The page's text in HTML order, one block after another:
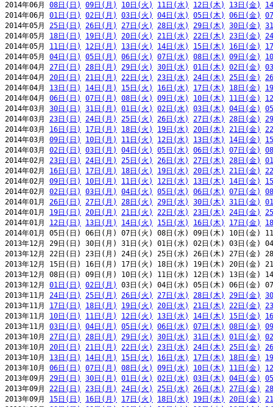
2014年06月 08日(日) 09日(月) 10日(火) 11日(水) 12日(木) 13日(金)
2014年06月 01日(日) 02日(月) 03日(火) 04日(水) 05日(木) 06日(金)
2014年05月 25日(日) 26日(月) 27日(火) 28日(水) 29日(木) 30日(金)
2014年05月 18日(日) 19日(月) 20日(火) 21日(水) 22日(木) 23日(金)
2014年05月 11日(日) 12日(月) 13日(火) 14日(水) 15日(木) 16日(金)
2014年05月 04日(日) 05日(月) 06日(火) 07日(水) 08日(木) 09日(金)
2014年04月 27日(日) 28日(月) 29日(火) 30日(水) 01日(木) 02日(金)
2014年04月 20日(日) 21日(月) 22日(火) 23日(水) 24日(木) 25日(金)
2014年04月 13日(日) 14日(月) 15日(火) 16日(水) 17日(木) 18日(金)
2014年04月 06日(日) 07日(月) 08日(火) 09日(水) 10日(木) 11日(金)
2014年03月 30日(日) 31日(月) 01日(火) 02日(水) 03日(木) 04日(金)
2014年03月 23日(日) 24日(月) 25日(火) 26日(水) 27日(木) 28日(金)
2014年03月 16日(日) 17日(月) 18日(火) 19日(水) 20日(木) 21日(金)
2014年03月 09日(日) 10日(月) 11日(火) 12日(水) 13日(木) 14日(金)
2014年03月 02日(日) 03日(月) 04日(火) 05日(水) 06日(木) 07日(金)
2014年02月 23日(日) 24日(月) 25日(火) 26日(水) 27日(木) 28日(金)
2014年02月 16日(日) 17日(月) 18日(火) 19日(水) 20日(木) 21日(金)
2014年02月 09日(日) 10日(月) 11日(火) 12日(水) 13日(木) 14日(金)
2014年02月 02日(日) 03日(月) 04日(火) 05日(水) 06日(木) 07日(金)
2014年01月 26日(日) 27日(月) 28日(火) 29日(水) 30日(木) 31日(金)
2014年01月 19日(日) 20日(月) 21日(火) 22日(水) 23日(木) 24日(金)
2014年01月 12日(日) 13日(月) 14日(火) 15日(水) 16日(木) 17日(金)
2014年01月 05日(日) 06日(月) 07日(火) 08日(水) 09日(木) 10日(金)
2013年12月 29日(日) 30日(月) 31日(火) 01日(水) 02日(木) 03日(金)
2013年12月 22日(日) 23日(月) 24日(火) 25日(水) 26日(木) 27日(金)
2013年12月 15日(日) 16日(月) 17日(火) 18日(水) 19日(木) 20日(金)
2013年12月 08日(日) 09日(月) 10日(火) 11日(水) 12日(木) 13日(金)
2013年12月 01日(日) 02日(月)
03日(火) 04日(水) 05日(木) 06日(金)
2013年11月 24日(日) 25日(月) 26日(火) 27日(水) 28日(木) 29日(金)
2013年11月 17日(日) 18日(月) 19日(火) 20日(水) 21日(木) 22日(金)
2013年11月 10日(日) 11日(月) 12日(火) 13日(水) 14日(木) 15日(金)
2013年11月 03日(日) 04日(月) 05日(火) 06日(水) 07日(木) 08日(金)
2013年10月 27日(日) 28日(月) 29日(火) 30日(水) 31日(木) 01日(金)
2013年10月 20日(日) 21日(月) 22日(火) 23日(水) 24日(木) 25日(金)
2013年10月 13日(日) 14日(月) 15日(火) 16日(水) 17日(木) 18日(金)
2013年10月 06日(日) 07日(月) 08日(火) 09日(水) 10日(木) 11日(金)
2013年09月 29日(日) 30日(月) 01日(火) 02日(水) 03日(木) 04日(金)
2013年09月 22日(日) 23日(月) 24日(火) 25日(水) 26日(木) 27日(金)
2013年09月 15日(日) 16日(月) 17日(火) 18日(水) 19日(木) 20日(金)